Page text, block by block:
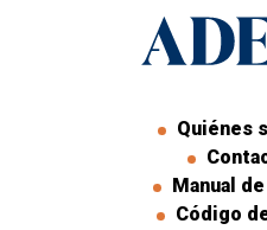
Quiénes
Manual
Código